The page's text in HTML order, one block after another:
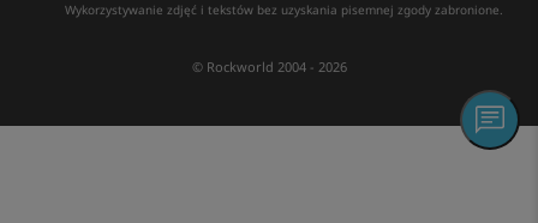
Wykorzystywanie zdjęć i tekstów bez uzyskania pisemnej zgody zabronione.
© Rockworld 2004 - 2026